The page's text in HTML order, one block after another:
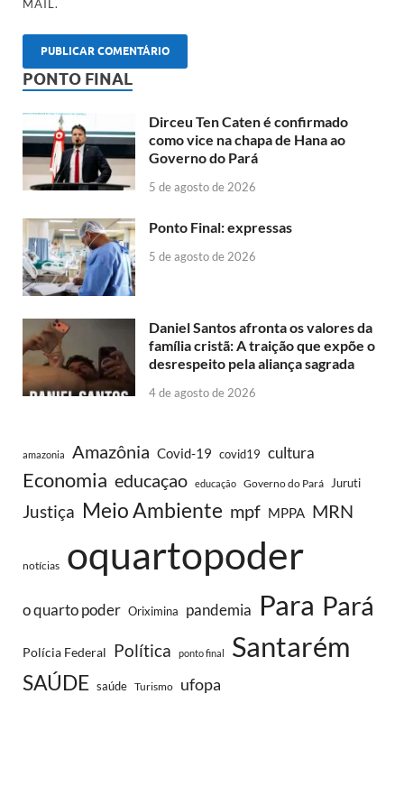
MAIL.
PONTO FINAL
Dirceu Ten Caten é confirmado
como vice na chapa de Hana ao
Governo do Pará
5 de agosto de 2026
Ponto Final: expressas
5 de agosto de 2026
Daniel Santos afronta os valores da
família cristã: A traição que expõe o
desrespeito pela aliança sagrada
4 de agosto de 2026
amazonia Amazônia Covid-19 covid19 cultura
Economia educaçao educação Governo do Pará Juruti
Justiça Meio Ambiente mpf MPPA MRN
notícias oquartopoder
o quarto poder Oriximina pandemia Para Pará
Polícia Federal Política ponto final Santarém
SAÚDE saúde Turismo ufopa